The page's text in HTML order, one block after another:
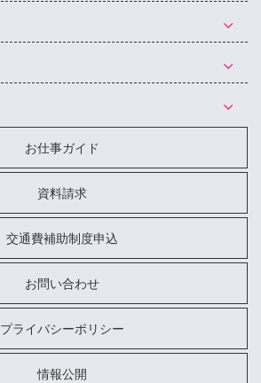
お仕事ガイド
資料請求
交通費補助制度申込
お問い合わせ
プライバシーポリシー
情報公開